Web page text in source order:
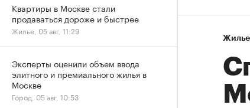
Жилье
Квартиры в Москве стали
продаваться дороже и быстрее
Жилье, 05 авг, 11:29
Эксперты оценили объем ввода
элитного и премиального жилья в
Москве
Город, 05 авг, 10:53